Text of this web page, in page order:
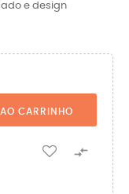
e design
CARRINHO
